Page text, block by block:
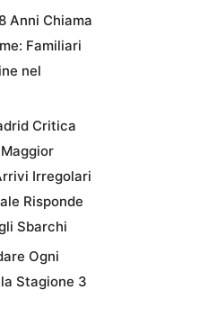
Anni Chiama
Familiari
nel
Critica
Irregolari
Risponde
Sbarchi
Ogni
Stagione 3